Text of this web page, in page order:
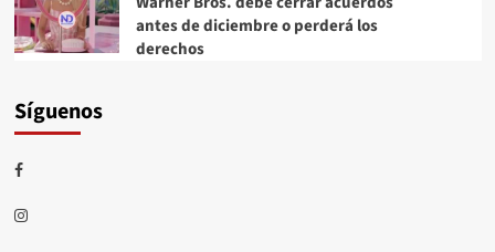
antes de diciembre o perderá los
derechos
Síguenos